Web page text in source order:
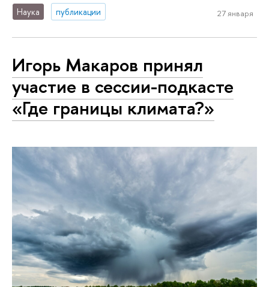
Наука публикации 27 января
Игорь Макаров принял
участие в сессии-подкасте
«Где границы климата?»